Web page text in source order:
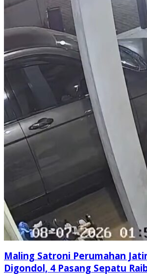
Maling Satroni Perumahan
Digondol, 4 Pasang Sepatu